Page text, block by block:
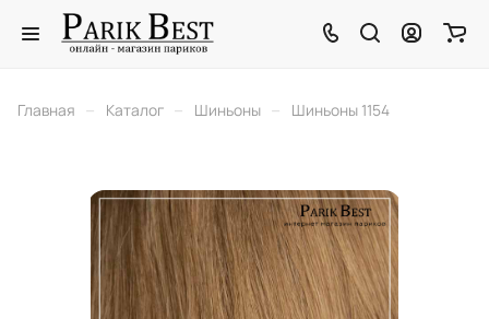
Главная – Каталог – Шиньоны – Шиньоны 1154